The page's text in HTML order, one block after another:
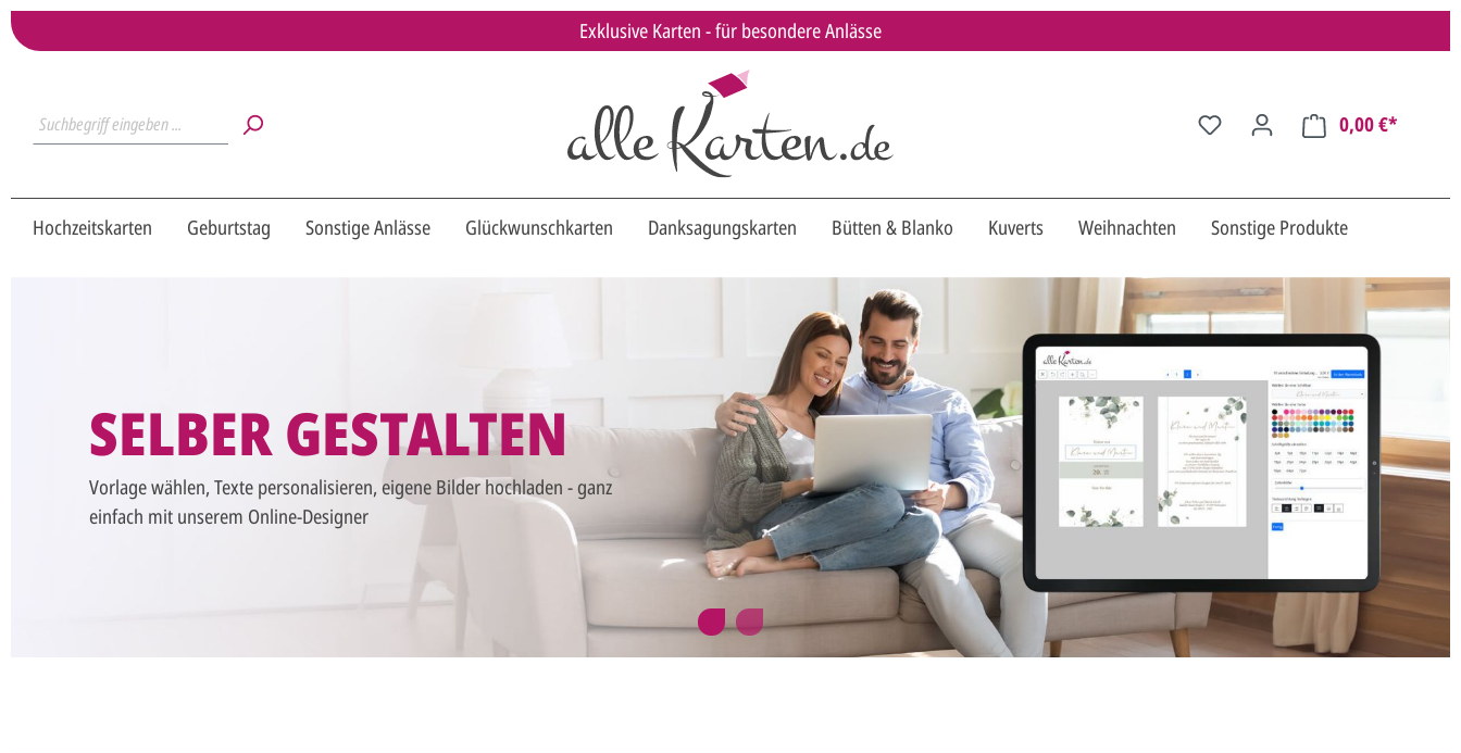
Exklusive Karten - für besondere Anlässe
0,00 €*
Hochzeitskarten Geburtstag Sonstige Anlässe Glückwunschkarten Danksagungskarten Bütten & Blanko Kuverts Weihnachten Sonstige Produkte
SELBER GESTALTEN
Vorlage wählen, Texte personalisieren, eigene Bilder hochladen - ganz
einfach mit unserem Online-Designer